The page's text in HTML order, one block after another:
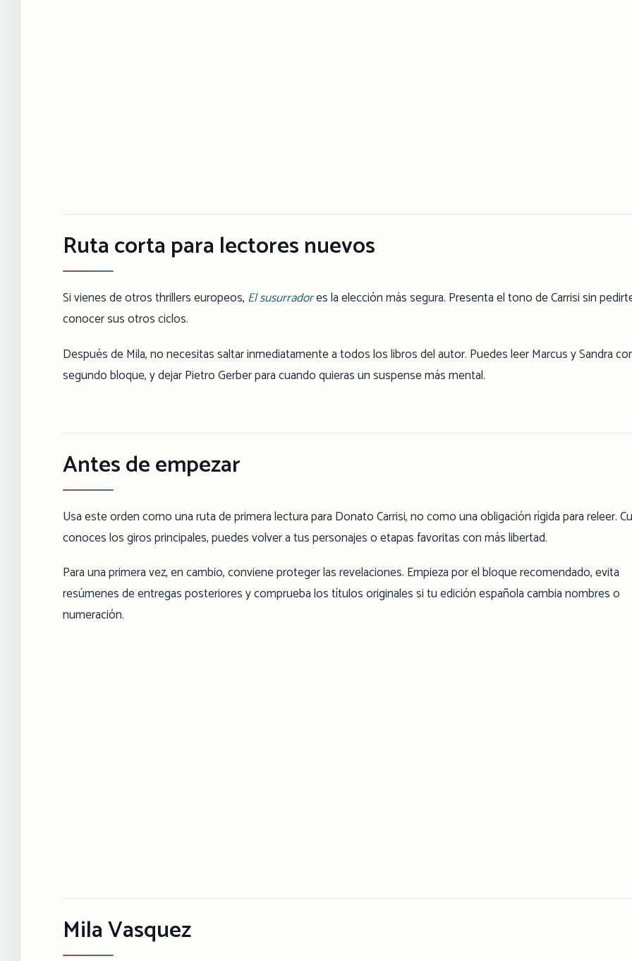
Ruta corta para lectores nuevos
Si vienes de otros thrillers europeos, El susurradores la elección más segura. Presenta el tono de Carrisi sin
conocer sus otros ciclos.
Después de Mila, no necesitas saltar inmediatamente a todos los libros del autor. Puedes leer Marcus y Sandra
segundo bloque, y dejar Pietro Gerber para cuando quieras un suspense más mental.
Antes de empezar
Usa este orden como una ruta de primera lectura para Donato Carrisi, no como una obligación rígida para releer.
conoces los giros principales, puedes volver a tus personajes o etapas favoritas con más libertad.
Para una primera vez, en cambio, conviene proteger las revelaciones. Empieza por el bloque recomendado, evita
resúmenes de entregas posteriores y comprueba los títulos originales si tu edición española cambia nombres o
numeración.
Mila Vasquez